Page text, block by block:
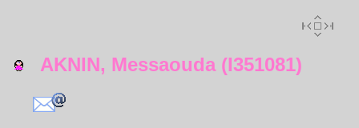
AKNIN, Messaouda (I351081)